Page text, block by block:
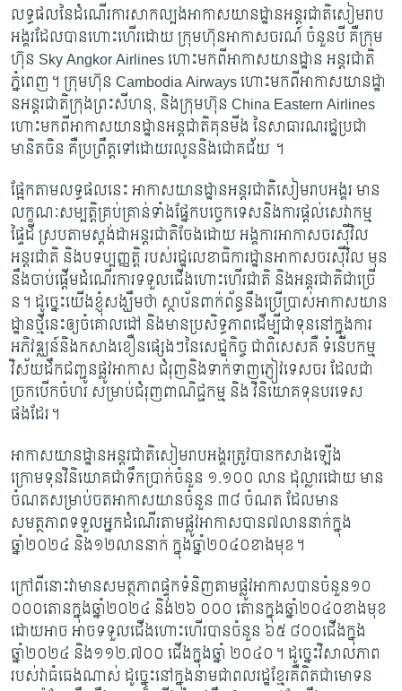
លទ្ធផលនៃដំណើរការសាកល្បងអាកាសយានដ្ឋានអន្តរជាតិសៀមរាប
អង្គរដែលបានហោះហើរដោយ ក្រុមហ៊ុនអាកាសចរណ៍ ចំនួនបី គឺក្រុម
ហ៊ុន Sky Angkor Airlines ហោះមកពីអា​កា​សយានដ្ឋាន អន្តរជាតិ
ភ្នំពេញ។ ក្រុមហ៊ុន Cambodia Airways ហោះ​មកពីអាកាសយានដ្ឋា​
នអន្តរជាតិក្រុងព្រះសីហនុ, និងក្រុមហ៊ុន China Eastern Airlines
ហោះមកពីអាកាសយានដ្ឋា​នអន្តជាតិគុនមីង នៃសាធារណរដ្ឋប្រជា
មានិតចិន គឺប្រព្រឹត្តទៅដោយរលូននិងជោគជ័យ ។
ផ្អែកតាមលទ្ធផលនេះ អាកាសយានដ្ឋានអន្តរជាតិសៀមរាបអង្គរ មាន
លក្ខណៈសម្បត្តិគ្រប់គ្រាន់ទាំងផ្នែកបច្ចេកទេសនិងការផ្ដល់សេវាកម្ម
ផ្ទៃដី ស្របតាមស្តង់ដាអន្តរជាតិចែងដោយ អង្គការអាកាសចរស៊ីវិល
អន្តរជាតិ​ និងបទប្បញ្ញត្តិ របស់រដ្ឋលេ​ខាធិការដ្ឋានអាកាសចរស៊ីវិល មុន
នឹងចាប់ផ្តើមដំណើរការទទួលជើងហោះហើរជាតិ និងអន្តរជាតិជាច្រើ​
ន។ ដូច្នេះយើងខ្ញុំស​ង្ឃឹមថា ស្ថាប័នពាក់ព័ន្ធនឹងប្រើប្រាស់អាកាសយាន
ដ្ឋានថ្មីនេះឲ្យចំគោលដៅ និងមានប្រសិទ្ធភា​ពដើម្បីជាទុននៅក្នុងការ
អភិវឌ្ឈន៍និងកសាងខឿនផ្សេងៗនៃសេដ្ឋកិច្ច ជាពិសេសគឺ ទំនើបក​ម្ម
វិស័យដឹកជញ្ជូនផ្លូវអាកាស ជំរុញនិងទាក់ទាញភ្ញៀវទេសចរ ដែលជា
ច្រកបើកចំហរ ស​ម្រា​ប់ជំរុញពាណិជ្ជកម្ម និង វិនិយោគទុនបរទេស
ផងដែរ​។​
អាកាសយានដ្ឋានអន្តរជាតិសៀមរាបអង្គរត្រូវបានកសាងឡើង
ក្រោមទុនវិនិយោគជាទឹកប្រាក់ចំនួន ១.១០០ លាន ដុល្លារដោយ មាន
ចំណតសម្រាប់ចតអាកាសយានចំនួន ៣៨ ចំណត ដែ​ល​មាន
សមត្ថភាពទទួលអ្នកដំណើរតាមផ្លូវអាកាសបាន៧លាននាក់ក្នុង
ឆ្នាំ២០២៤ និង​១២លា​ននាក់ ក្នុងឆ្នាំ២០៤០ខាងមុខ។
ក្រៅពីនោះវាមានសមត្ថភាពផ្ទុកទំនិញតាមផ្លូវអាកាសបានចំនួន១០
០០០តោនក្នុងឆ្នាំ២០២៤ និ​ង២៦ ០០០ តោនក្នុងឆ្នាំ២០៤០ខាងមុខ
ដោយអាច អាចទទួលជើងហោះហើរបានចំនួន ៦៥ ៨​០០ជើងក្នុង
ឆ្នាំ២០២៤ និង១១​២.៧០០ ជើងក្នុងឆ្នាំ ២០៤០។​ ដូច្នេះវិសាលភាព
របស់វាធំធេ​ង​ណា​ស់ ដូច្នេះនៅក្នុងនាមជាពលរដ្ឋខ្មែរគឺពិតជាមោទន